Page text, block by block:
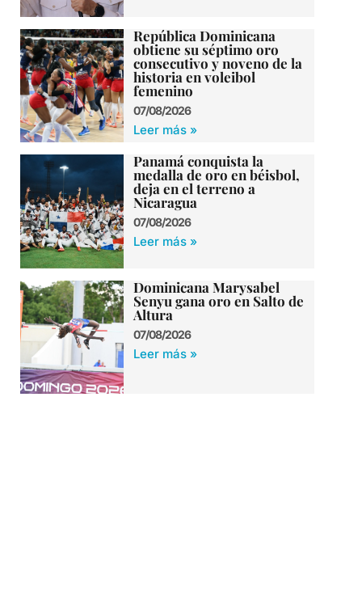
República Dominicana
obtiene su séptimo oro
consecutivo y noveno de la
historia en voleibol
femenino
07/08/2026
Leer más »
Panamá conquista la
medalla de oro en béisbol,
deja en el terreno a
Nicaragua
07/08/2026
Leer más »
Dominicana Marysabel
Senyu gana oro en Salto de
Altura
07/08/2026
Leer más »